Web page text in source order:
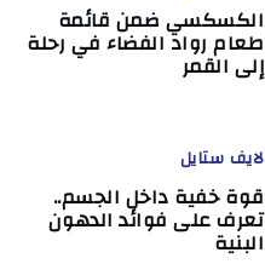
الكسكسي ضمن قائمة
طعام رواد الفضاء في رحلة
إلى القمر
لايف ستايل
قوة خفية داخل الجسم..
تعرف على فوائد الدهون
البنية